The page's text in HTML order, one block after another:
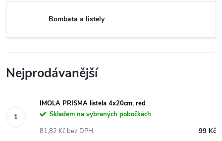
Bombata a listely
Nejprodávanější
IMOLA PRISMA listela 4x20cm, red
Skladem na vybraných pobočkách
99 Kč
81,82 Kč bez DPH